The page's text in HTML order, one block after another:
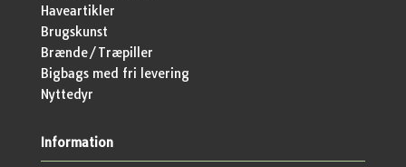
Haveartikler
Brugskunst
Brænde/Træpiller
Bigbags med fri levering
Nyttedyr
Information